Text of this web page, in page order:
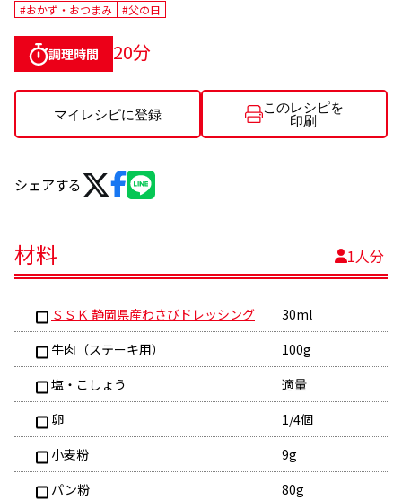
#おかず・おつまみ #父の日
調理時間 20分
マイレシピに登録
このレシピを
印刷
シェアする
材料 1人分
ＳＳＫ 静岡県産わさびドレッシング
30ml
牛肉（ステーキ用）
100g
塩・こしょう
適量
卵
1/4個
小麦粉
9g
パン粉
80g